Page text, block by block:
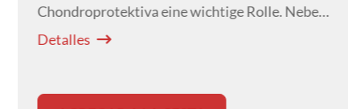
Chondroprotektiva eine wichtige Rolle. Neben
der bereits bekannten
Gruppe der immunmodulierenden
Detalles